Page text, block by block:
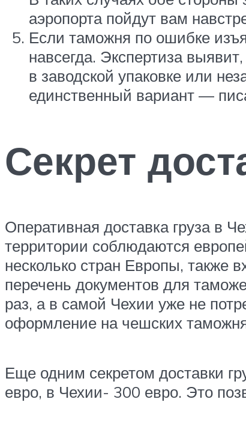
аэропорта пойдут вам
Если таможня по ошибке
навсегда. Экспертиза
в заводской упаковке или
единственный вариант —
Секрет
Оперативная доставка груза в
территории соблюдаются
несколько стран Европы, также
перечень документов для
раз, а в самой Чехии уже не
оформление на чешских
Еще одним секретом доставки
евро, в Чехии- 300 евро. Это